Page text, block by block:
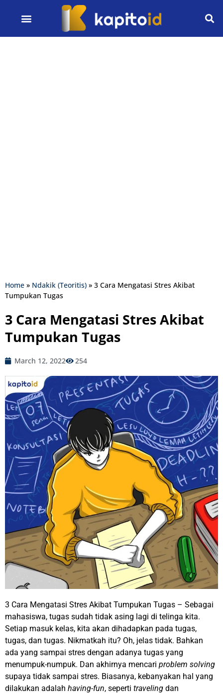
Home » Ndakik (Teoritis) » 3 Cara Mengatasi Stres Akibat
Tumpukan Tugas
3 Cara Mengatasi Stres Akibat
Tumpukan Tugas
March 12, 2022 254
3 Cara Mengatasi Stres Akibat Tumpukan Tugas – Sebagai
mahasiswa, tugas sudah tidak asing lagi di telinga kita.
Setiap masuk kelas, kita akan dihadapkan pada tugas,
tugas, dan tugas. Nikmatkah itu? Oh, jelas tidak. Bahkan
ada yang sampai stres dengan adanya tugas yang
menumpuk-numpuk. Dan akhirnya mencari problem solving
supaya tidak sampai stres. Biasanya, kebanyakan hal yang
dilakukan adalah having-fun, seperti traveling dan